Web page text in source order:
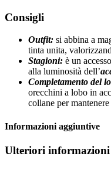
Consigli
Outfit: si abbina a
tinta unita,
Stagioni: è un
alla luminosità dell’
Completamento del
orecchini a lobo in
collane per
Informazioni aggiuntive
Ulteriori informazioni